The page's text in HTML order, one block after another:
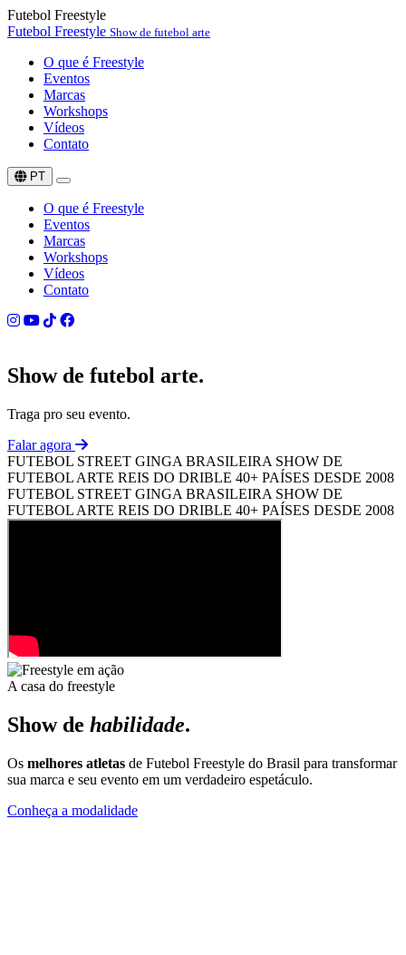
Futebol Freestyle
Futebol Freestyle Show de futebol arte
O que é Freestyle
Eventos
Marcas
Workshops
Vídeos
Contato
PT
O que é Freestyle
Eventos
Marcas
Workshops
Vídeos
Contato
Show de futebol arte.
Traga pro seu evento.
Falar agora
FUTEBOL STREET GINGA BRASILEIRA SHOW DE
FUTEBOL ARTE REIS DO DRIBLE 40+ PAÍSES DESDE 2008
FUTEBOL STREET GINGA BRASILEIRA SHOW DE
FUTEBOL ARTE REIS DO DRIBLE 40+ PAÍSES DESDE 2008
A casa do freestyle
Show de habilidade.
Os melhores atletas de Futebol Freestyle do Brasil para transformar
sua marca e seu evento em um verdadeiro espetáculo.
Conheça a modalidade